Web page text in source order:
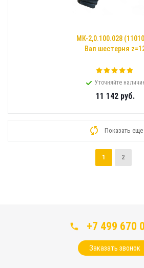
МК-2,0.100.028
Вал шестерня
Уточняйте
11 142руб.
Показать еще
1 2
+7 499 670
Заказать звонок